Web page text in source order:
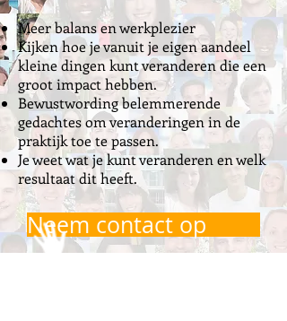
Neem contact op
Meer balans en werkplezier
Kijken hoe je vanuit je eigen aandeel
kleine dingen kunt veranderen die een
groot impact hebben.
Bewustwording belemmerende
gedachtes om veranderingen in de
praktijk toe te passen.
Je weet wat je kunt veranderen en welk
resultaat dit heeft.